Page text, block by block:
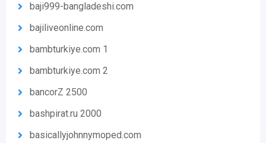
baji999-bangladeshi.com
bajiliveonline.com
bambturkiye.com 1
bambturkiye.com 2
bancorZ 2500
bashpirat.ru 2000
basicallyjohnnymoped.com